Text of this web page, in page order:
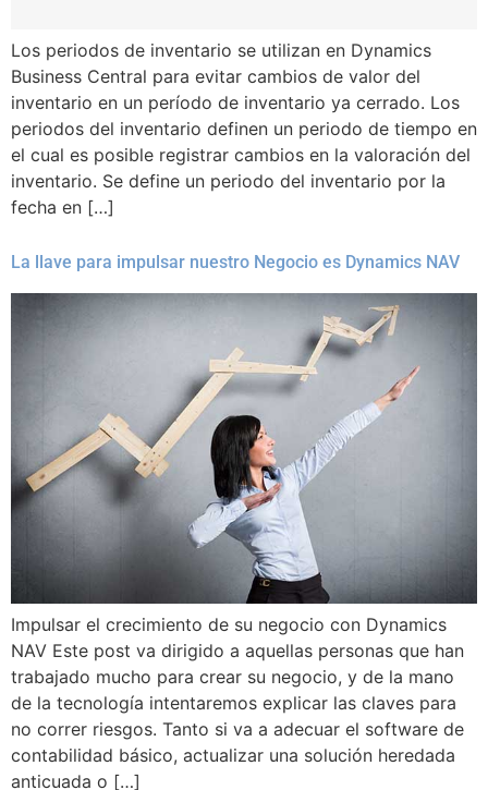
Los periodos de inventario se utilizan en Dynamics
Business Central para evitar cambios de valor del
inventario en un período de inventario ya cerrado. Los
periodos del inventario definen un periodo de tiempo en
el cual es posible registrar cambios en la valoración del
inventario. Se define un periodo del inventario por la
fecha en […]
La llave para impulsar nuestro Negocio es Dynamics NAV
Impulsar el crecimiento de su negocio con Dynamics
NAV Este post va dirigido a aquellas personas que han
trabajado mucho para crear su negocio, y de la mano
de la tecnología intentaremos explicar las claves para
no correr riesgos. Tanto si va a adecuar el software de
contabilidad básico, actualizar una solución heredada
anticuada o […]